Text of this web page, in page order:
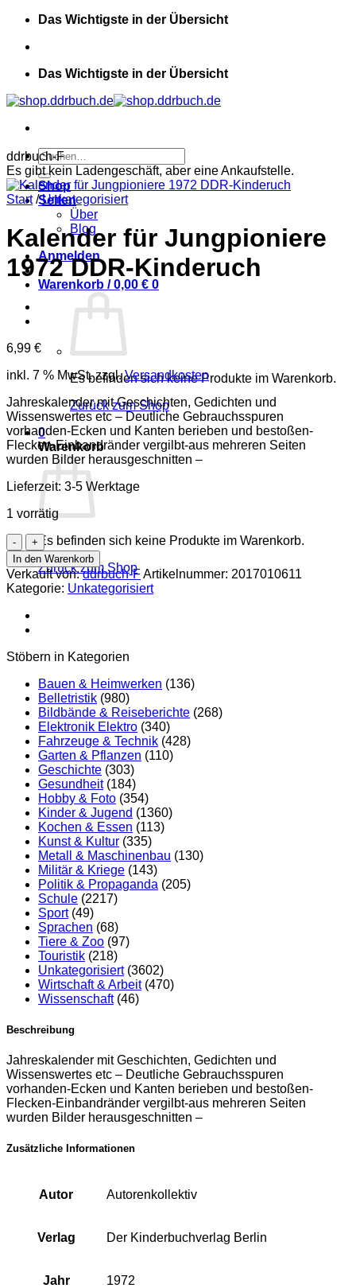
Zum
springen
Das Wichtigste in der Übersicht
Das Wichtigste in der Übersicht
Suchen
nach:
Shop
Seiten
Über
Blog
Anmelden
Warenkorb /0,00 € 0
Es befinden sich keine Produkte im Warenkorb.
Zurück zum Shop
0
Warenkorb
Es befinden sich keine Produkte im Warenkorb.
Zurück zum Shop
ddrbuch-F
Es gibt kein Ladengeschäft, aber eine Ankaufstelle.
Start / Unkategorisiert
Kalender für Jungpioniere
1972 DDR-Kinderuch
6,99 €
inkl. 7 % MwSt. zzgl.Versandkosten
Jahreskalender mit Geschichten, Gedichten und
Wissenswertes etc – Deutliche Gebrauchsspuren
vorhanden-Ecken und Kanten berieben und bestoßen-
Flecken-Einbandränder vergilbt-aus mehreren Seiten
wurden Bilder herausgeschnitten –
Lieferzeit: 3-5 Werktage
1 vorrätig
Kalender
für
Jungpioniere
1972
DDR-
Kinderuch
Menge
In den Warenkorb
Verkauft von:ddrbuch-FArtikelnummer: 2017010611
Kategorie: Unkategorisiert
Stöbern in Kategorien
Bauen & Heimwerken (136)
Belletristik (980)
Bildbände & Reiseberichte (268)
Elektronik Elektro (340)
Fahrzeuge & Technik (428)
Garten & Pflanzen (110)
Geschichte (303)
Gesundheit (184)
Hobby & Foto (354)
Kinder & Jugend (1360)
Kochen & Essen (113)
Kunst & Kultur (335)
Metall & Maschinenbau (130)
Militär & Kriege (143)
Politik & Propaganda (205)
Schule (2217)
Sport (49)
Sprachen (68)
Tiere & Zoo (97)
Touristik (218)
Unkategorisiert (3602)
Wirtschaft & Arbeit (470)
Wissenschaft (46)
Beschreibung
Jahreskalender mit Geschichten, Gedichten und
Wissenswertes etc – Deutliche Gebrauchsspuren
vorhanden-Ecken und Kanten berieben und bestoßen-
Flecken-Einbandränder vergilbt-aus mehreren Seiten
wurden Bilder herausgeschnitten –
Zusätzliche Informationen
Autor Autorenkollektiv
Verlag Der Kinderbuchverlag Berlin
Jahr 1972